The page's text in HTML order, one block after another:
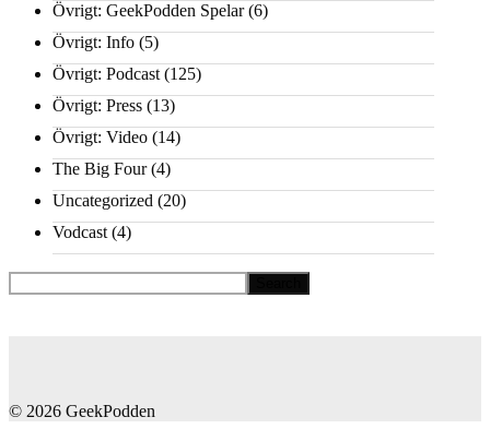
Övrigt: GeekPodden Spelar(6)
Övrigt: Info (5)
Övrigt: Podcast (125)
Övrigt: Press (13)
Övrigt: Video (14)
The Big Four(4)
Uncategorized (20)
Vodcast (4)
© 2026 GeekPodden